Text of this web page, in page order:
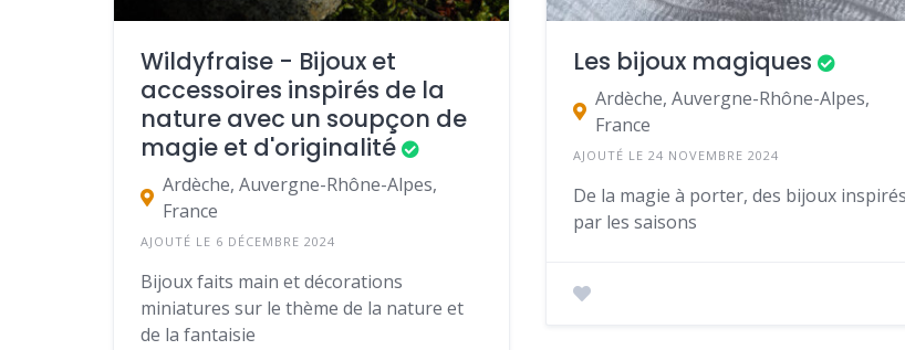
Wildyfraise - Bijoux et
accessoires inspirés de la
nature avec un soupçon de
magie et d'originalité
Ardèche, Auvergne-Rhône-Alpes,
France
AJOUTÉ LE 6 DÉCEMBRE 2024
Bijoux faits main et décorations
miniatures sur le thème de la nature et
de la fantaisie
Les bijoux magiques
Ardèche, Auvergne-Rhône-Alpes,
France
AJOUTÉ LE 24 NOVEMBRE 2024
De la magie à porter, des bijoux inspirés
par les saisons